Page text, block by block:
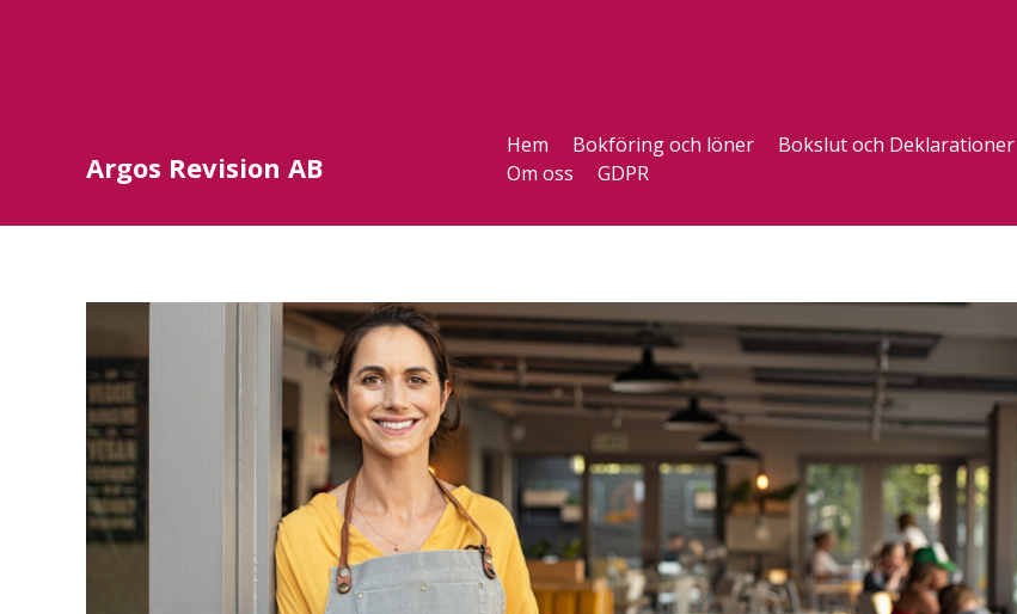
Argos Revision AB
Hem Bokföring och löner Bokslut och Deklarationer
Om oss
GDPR